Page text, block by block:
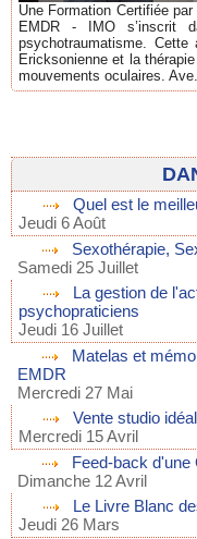
Une Formation Certifiée
EMDR - IMO s’inscrit
psychotraumatisme. Cette
Ericksonienne et la
mouvements oculaires.
Quel est le
Jeudi 6 Août
Sexothérapie,
Samedi 25 Juillet
La gestion de
psychopraticiens
Jeudi 16 Juillet
Matelas et
EMDR
Mercredi 27 Mai
Vente studio
Mercredi 15 Avril
Feed-back d'une
Dimanche 12 Avril
Le Livre Blanc
Jeudi 26 Mars